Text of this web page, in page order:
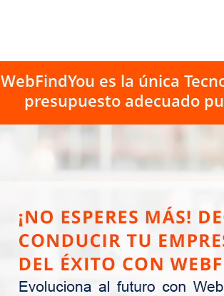
WebFindYou es la única
presupuesto adecuado